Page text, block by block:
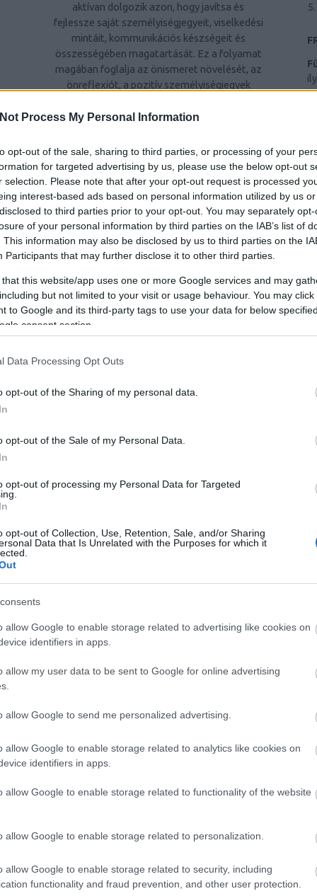
Process My Personal Information
opt-out of the sale, sharing to third parties, or processing of your
for targeted advertising by us, please use the below opt-out
selection. Please note that after your opt-out request is processed
interest-based ads based on personal information utilized by us
to third parties prior to your opt-out. You may separately
of your personal information by third parties on the IAB’s list of
This information may also be disclosed by us to third parties on the
Participants that may further disclose it to other third parties.
that this website/app uses one or more Google services and may
but not limited to your visit or usage behaviour. You may
to Google and its third-party tags to use your data for below
consent section.
Data Processing Opt Outs
opt-out of the Sharing of my personal data.
opt-out of the Sale of my Personal Data.
opt-out of processing my Personal Data for Targeted
opt-out of Collection, Use, Retention, Sale, and/or Sharing
Data that Is Unrelated with the Purposes for which it
allow Google to enable storage related to advertising like cookies on
identifiers in apps.
allow my user data to be sent to Google for online advertising
allow Google to send me personalized advertising.
allow Google to enable storage related to analytics like cookies on
identifiers in apps.
allow Google to enable storage related to functionality of the website
allow Google to enable storage related to personalization.
allow Google to enable storage related to security, including
functionality and fraud prevention, and other user protection.
)
)
aktívan dolgozik azon, hogy javítsa és
fejlessze saját személyiségjegyeit, viselkedési
mintáit, kommunikációs készségeit és
összességében magatartását. Ez a folyamat
magában foglalja az önismeret növelését, az
önreflexiót, a pozitív személyiségjegyek
tulajdonságok csökkentését vagy
hogy egyén kiegyensúlyozottabb,
elégedettebb életet éljen, jobban kezelje a
stresszt és konfliktusokat, hatékonyabban
kommunikáljon másokkal, és pozitívan
hatással legyen környezetére.
A személyiségfejlesztés fontossága
A személyiségfejlesztés alapvető
jelentőséggel bír, mivel közvetlenül
befolyásolja az egyén önképét, önbizalmát,
kapcsolatait és szakmai teljesítményét. A
fejlesztési folyamat révén az egyén képessé
válik arra, hogy jobban megértse saját magát
és másokat, ami lehetővé teszi számára,
hogy tudatosabban alakítsa életét és
interakcióit.
1. Növekedett önismeret: A
saját magukat, felismerjék erősségeiket és
2. Hatékonyabb kommunikáció: A
3. Jobb stresszkezelés: A
személyiségfejlesztési technikák, mint a
elsajátítása, segíthetnek az egyéneknek
személyiségfejlesztés segít az egyéneknek
abban, hogy optimistábbak legyenek, jobban
életükhöz, ami javítja általános
5. Személyes és szakmai siker: Az önbizalom
készségek és a hatékonyabb
problémamegoldó képességek hozzájárulnak